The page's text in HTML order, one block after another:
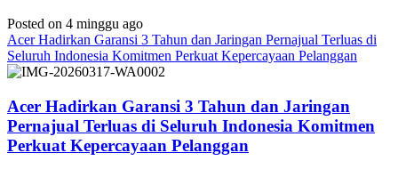
Posted on 4 minggu ago
Acer Hadirkan Garansi 3 Tahun dan Jaringan Pernajual Terluas di
Seluruh Indonesia Komitmen Perkuat Kepercayaan Pelanggan
Acer Hadirkan Garansi 3 Tahun dan Jaringan
Pernajual Terluas di Seluruh Indonesia Komitmen
Perkuat Kepercayaan Pelanggan